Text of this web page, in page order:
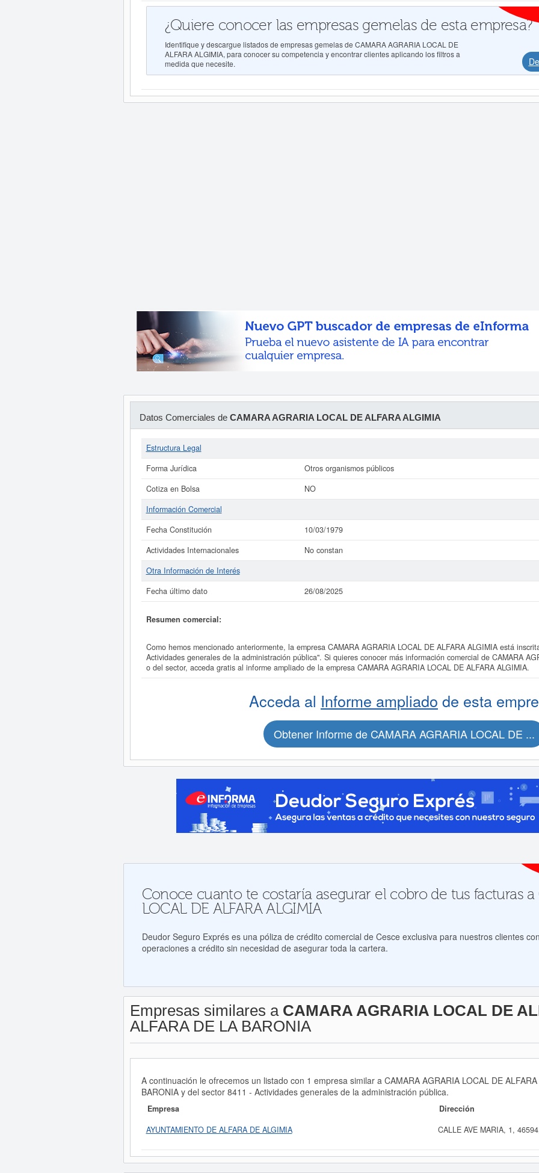
¿Quiere conocer las empresas gemelas de esta empresa?
Identifique y descargue listados de empresas gemelas de CAMARA AGRARIA LOCAL DE
ALFARA ALGIMIA, para conocer su competencia y encontrar clientes aplicando los filtros a
medida que necesite.
Datos Comerciales de CAMARA AGRARIA LOCAL DE ALFARA ALGIMIA
Estructura Legal
Forma Jurídica
Otros organismos públicos
Cotiza en Bolsa
NO
Información Comercial
Fecha Constitución
10/03/1979
Actividades Internacionales
No constan
Otra Información de Interés
Fecha último dato
26/08/2025
Resumen comercial:
Como hemos mencionado anteriormente, la empresa CAMARA AGRARIA LOCAL DE ALFARA ALGIMIA está
Actividades generales de la administración pública". Si quieres conocer más información comercial de CAMARA
o del sector, acceda gratis al informe ampliado de la empresa CAMARA AGRARIA LOCAL DE ALFARA ALGIMIA.
Acceda al Informe ampliado de esta
Obtener Informe de CAMARA AGRARIA LOCAL DE ...
Conoce cuanto te costaría asegurar el cobro de tus facturas a
LOCAL DE ALFARA ALGIMIA
Deudor Seguro Exprés es una póliza de crédito comercial de Cesce exclusiva para nuestros clientes
operaciones a crédito sin necesidad de asegurar toda la cartera.
Empresas similares a CAMARA AGRARIA LOCAL DE
ALFARA DE LA BARONIA
A continuación le ofrecemos un listado con 1 empresa similar a CAMARA AGRARIA LOCAL DE
BARONIA y del sector 8411 - Actividades generales de la administración pública.
Empresa
Dirección
AYUNTAMIENTO DE ALFARA DE ALGIMIA
CALLE AVE MARIA, 1,